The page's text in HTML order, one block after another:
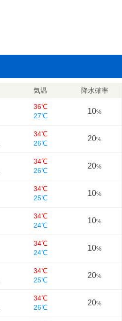
気温 降水確率
36℃
27℃
10%
34℃
26℃
20%
34℃
26℃
20%
34℃
25℃
10%
34℃
24℃
10%
34℃
24℃
10%
34℃
25℃
20%
34℃
26℃
20%